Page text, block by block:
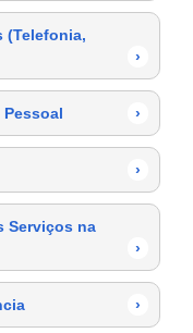
(Telefonia,
›
›
›
Serviços na
›
›